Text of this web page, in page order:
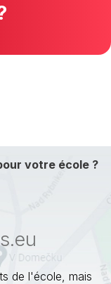
votre école ?
de l'école, mais